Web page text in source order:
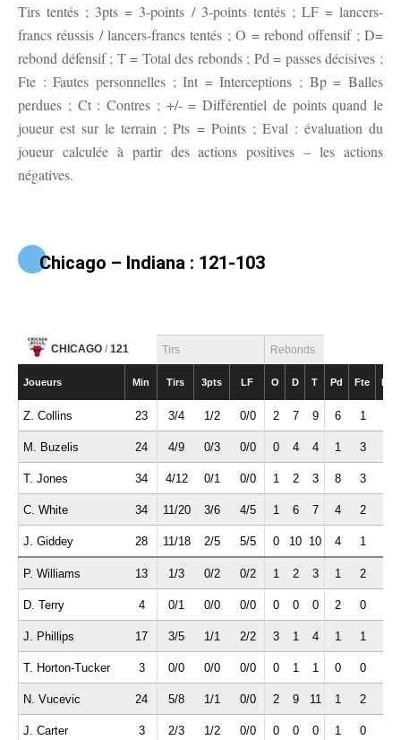
Tirs tentés ; 3pts = 3-points / 3-points tentés ; LF = lancers-
francs réussis / lancers-francs tentés ; O = rebond offensif ; D=
rebond défensif ; T = Total des rebonds ; Pd = passes décisives ;
Fte : Fautes personnelles ; Int = Interceptions ; Bp = Balles
perdues ; Ct : Contres ; +/- = Différentiel de points quand le
joueur est sur le terrain ; Pts = Points ; Eval : évaluation du
joueur calculée à partir des actions positives – les actions
négatives.
Chicago – Indiana : 121-103
CHICAGO / 121 Tirs Rebonds
Joueurs Min Tirs 3pts LF O D T Pd Fte
Z. Collins 23 3/4 1/2 0/0 2 7 9 6 1
M. Buzelis 24 4/9 0/3 0/0 0 4 4 1 3
T. Jones 34 4/12 0/1 0/0 1 2 3 8 3
C. White 34 11/20 3/6 4/5 1 6 7 4 2
J. Giddey 28 11/18 2/5 5/5 0 10 10 4 1
P. Williams 13 1/3 0/2 0/2 1 2 3 1 2
D. Terry 4 0/1 0/0 0/0 0 0 0 2 0
J. Phillips 17 3/5 1/1 2/2 3 1 4 1 1
T. Horton-Tucker 3 0/0 0/0 0/0 0 1 1 0 0
N. Vucevic 24 5/8 1/1 0/0 2 9 11 1 2
J. Carter 3 2/3 1/2 0/0 0 0 0 1 0